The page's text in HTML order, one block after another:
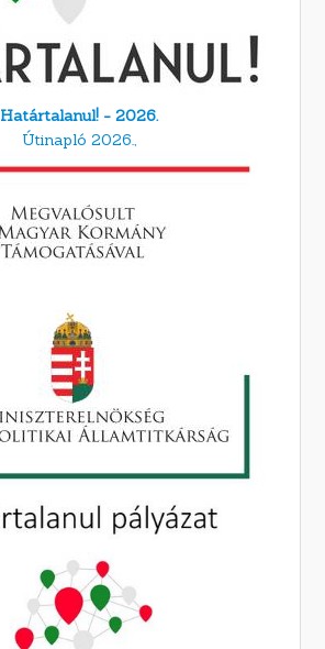
Határtalanul! - 2026.
Útinapló 2026.,